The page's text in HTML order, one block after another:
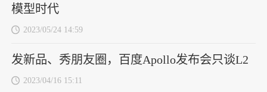
模型时代
2023/05/24 14:59
发新品、秀朋友圈，百度Apollo发布会只谈L2
2023/04/16 15:11